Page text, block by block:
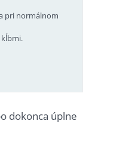
pri normálnom
dokonca úplne